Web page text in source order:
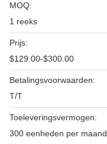
MOQ:
1 reeks
Prijs:
$129.00-$300.00
Betalingsvoorwaarden:
T/T
Toeleveringsvermogen:
300 eenheden per maand